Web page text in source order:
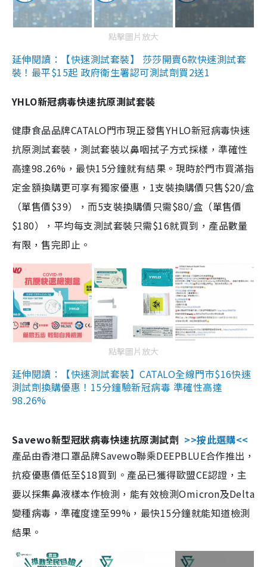
點擊圖片放大
延伸閱讀：【快速測試套裝】 莎莎開賣6款快速測試套
裝！最平$15起 政府衛生署認可測試劑買2送1
YHLO新冠病毒快速抗原測試套裝
健康食品品牌CATALO門市現正發售YHLO新冠病毒快速
抗原測試套裝，測試套裝以鼻咽拭子方式採樣，準確性
高達98.26%，最快15分鐘就有結果。現時於門市買滿指
定金額換購更可享有獨家優惠，1支裝換購價只售$20/盒
（單售價$39），而5支裝換購價只需$80/盒（單售價
$180），平均每支測試套裝只需$16就買到，產品數量
有限，售完即止。
點擊圖片放大
延伸閱讀：【快速測試套裝】CATALO全線門市$16快速
測試劑換購優惠！15分鐘驗新冠病毒 準確性高達
98.26%
Savewo新型冠狀病毒快速抗原測試劑 >>按此選購<<
產品由香港口罩品牌Savewo聯乘DEEPBLUE合作推出，
抗疫優惠價低至$18買到。產品已獲得歐盟CE認證，主
要以採集鼻液樣本作檢測，能有效檢測Omicron及Delta
變種病毒，準確度達至99%，最快15分鐘就能知道檢測
結果。